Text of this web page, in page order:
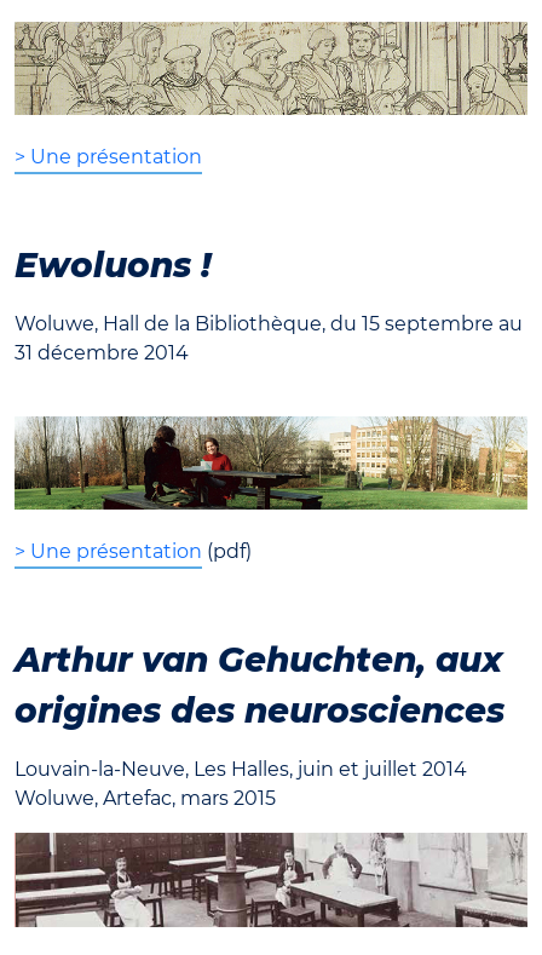
> Une présentation
Ewoluons !
Woluwe, Hall de la Bibliothèque, du 15 septembre au
31 décembre 2014
> Une présentation (pdf)
Arthur van Gehuchten, aux
origines des neurosciences
Louvain-la-Neuve, Les Halles, juin et juillet 2014
Woluwe, Artefac, mars 2015